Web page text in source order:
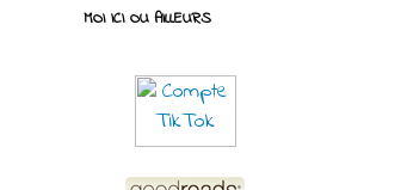
MOI ICI OU AILLEURS